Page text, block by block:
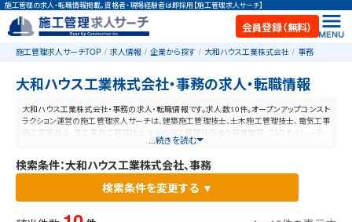
施工管理の求人・転職情報掲載。資格者・現場経験者は即採用【施工管理求人サーチ】
会員登録（無料）
施工管理求人サーチTOP 求人情報 企業から探す 大和ハウス工業株式会社 事務
大和ハウス工業株式会社・事務の求人・転職情報
大和ハウス工業株式会社・事務の求人・転職情報です。求人数10件。オープンアップコンスト
ラクション運営の施工管理求人サーチは、建築施工管理技士、土木施工管理技士、電気工事
施工管理技士、管工事施工管理技士などの施工管理技術者や現場監督、CADオペレーター
など、施工管理と建設業に特化した業界最大規模の求人ポータルサイトです。【毎日更新】業
...続きを読む
検索条件：大和ハウス工業株式会社、事務
検索条件を変更する ▼